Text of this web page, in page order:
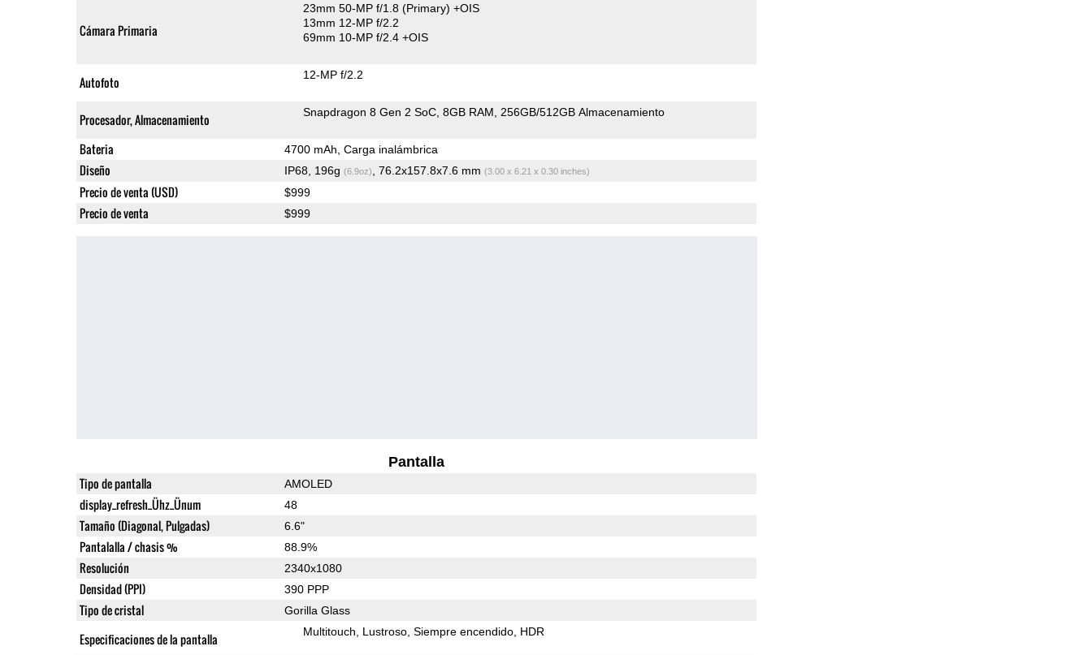
Cámara Primaria
23mm 50-MP f/1.8 (Primary) +OIS
13mm 12-MP f/2.2
69mm 10-MP f/2.4 +OIS
Autofoto 12-MP f/2.2
Procesador, Almacenamiento Snapdragon 8 Gen 2 SoC 8GB RAM 256GB/512GB Almacenamiento
Bateria 4700 mAh, Carga inalámbrica
Diseño IP68, 196g (6.9oz) , 76.2x157.8x7.6 mm (3.00 x 6.21 x 0.30 inches)
Precio de venta (USD) $999
Precio de venta $999
Pantalla
Tipo de pantalla AMOLED
display_refresh_Ühz_Ünum 48
Tamaño (Diagonal, Pulgadas) 6.6"
Pantalalla / chasis % 88.9%
Resolución 2340x1080
Densidad (PPI) 390 PPP
Tipo de cristal Gorilla Glass
Especificaciones de la pantalla Multitouch Lustroso Siempre encendido HDR